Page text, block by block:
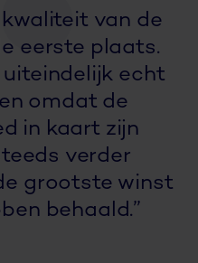
van de
eerste plaats.
uiteindelijk echt
omdat de
in kaart zijn
verder
grootste winst
behaald.”